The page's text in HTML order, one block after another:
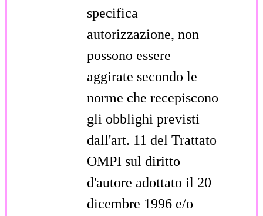
specifica
autorizzazione, non
possono essere
aggirate secondo le
norme che recepiscono
gli obblighi previsti
dall'art. 11 del Trattato
OMPI sul diritto
d'autore adottato il 20
dicembre 1996 e/o